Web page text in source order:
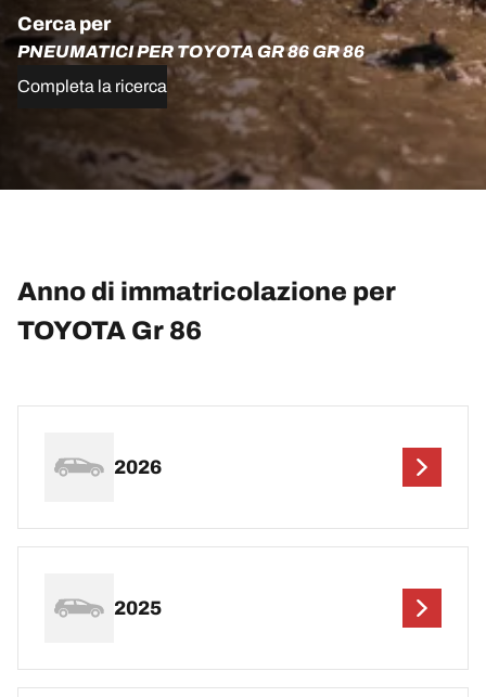
Cerca per
PNEUMATICI PER TOYOTA GR 86 GR 86
Completa la ricerca
Anno di immatricolazione per
TOYOTA Gr 86
2026
2025